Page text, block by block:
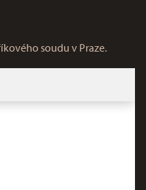
soudu v Praze.